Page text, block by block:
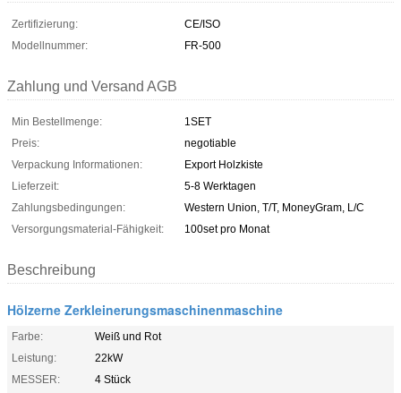
Zertifizierung:
CE/ISO
Modellnummer:
FR-500
Zahlung und Versand AGB
Min Bestellmenge:
1SET
Preis:
negotiable
Verpackung Informationen:
Export Holzkiste
Lieferzeit:
5-8 Werktagen
Zahlungsbedingungen:
Western Union, T/T, MoneyGram, L/C
Versorgungsmaterial-Fähigkeit:
100set pro Monat
Beschreibung
Hölzerne Zerkleinerungsmaschinenmaschine
Farbe:
Weiß und Rot
Leistung:
22kW
MESSER:
4 Stück